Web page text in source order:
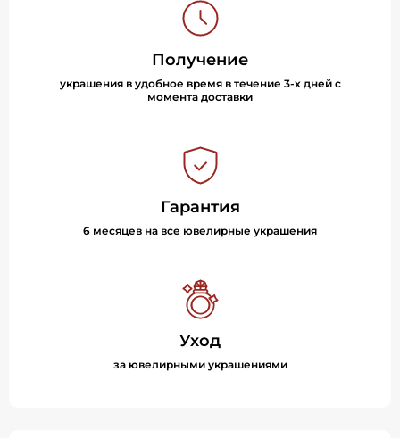
Получение
украшения в удобное время в течение 3-х дней с
момента доставки
Гарантия
6 месяцев на все ювелирные украшения
Уход
за ювелирными украшениями